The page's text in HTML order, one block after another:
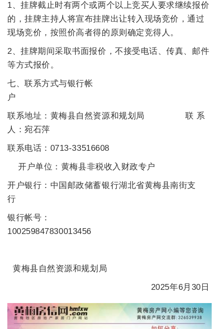
1、挂牌截止时有两个或两个以上竞买人要求继续报价
的，挂牌主持人将宣布挂牌出让转入现场竞价，通过
现场竞价，按照价高者得的原则确定竞得人。
2、挂牌期间采取书面报价，不接受电话、传真、邮件
等方式报价。
七、联系方式与银行帐
户
联系地址：黄梅县自然资源和规划局
联 系
人：宛石萍
联系电话：0713-33516608
开户单位：黄梅县非税收入财政专户
开户银行：中国邮政储蓄银行湖北省黄梅县南街支
行
银行帐号：
100259847830013456
黄梅县自然资源和规划局
2025年6月 30 日